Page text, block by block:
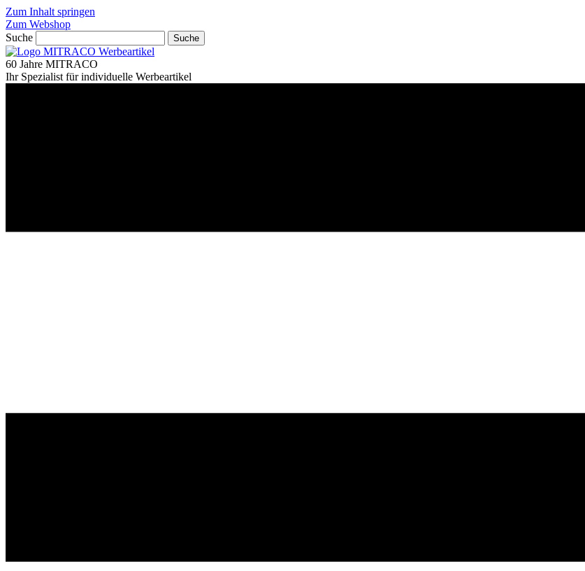
Zum Inhalt springen
Zum Webshop
Suche
Suche
60 Jahre MITRACO
Ihr Spezialist für individuelle Werbeartikel